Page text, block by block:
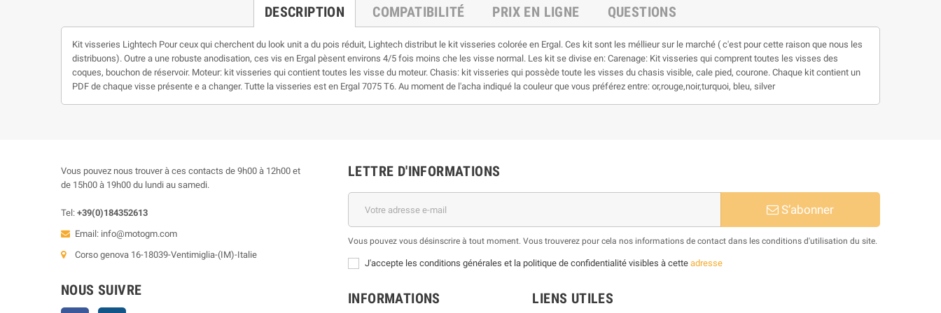
DESCRIPTION COMPATIBILITÉ PRIX EN LIGNE QUESTIONS
Kit visseries Lightech Pour ceux qui cherchent du look unit a du pois réduit, Lightech distribut le kit visseries colorée en Ergal. Ces kit sont les méllieur sur le marché ( c'est pour cette raison que nous les
distribuons). Outre a une robuste anodisation, ces vis en Ergal pèsent environs 4/5 fois moins che les visse normal. Les kit se divise en: Carenage: Kit visseries qui comprent toutes les visses des
coques, bouchon de réservoir. Moteur: kit visseries qui contient toutes les visse du moteur. Chasis: kit visseries qui possède toute les visses du chasis visible, cale pied, courone. Chaque kit contient un
PDF de chaque visse présente e a changer. Tutte la visseries est en Ergal 7075 T6. Au moment de l'acha indiqué la couleur que vous préférez entre: or,rouge,noir,turquoi, bleu, silver
Vous pouvez nous trouver à ces contacts de 9h00 à 12h00 et
de 15h00 à 19h00 du lundi au samedi.
Tel: +39(0)184352613
Email: info@motogm.com
Corso genova 16-18039-Ventimiglia-(IM)-Italie
NOUS SUIVRE
LETTRE D'INFORMATIONS
S’abonner
Vous pouvez vous désinscrire à tout moment. Vous trouverez pour cela nos informations de contact dans les conditions d'utilisation du site.
J'accepte les conditions générales et la politique de confidentialité visibles à cette adresse
INFORMATIONS LIENS UTILES